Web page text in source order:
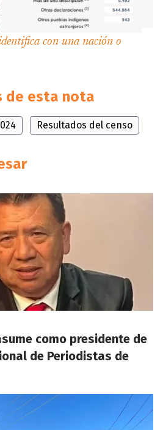
con una nación o
de esta nota
Resultados del censo
como presidente de
de Periodistas de